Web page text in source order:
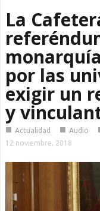
La
por las
exigir un
y
■ Actualidad ■ Audio
12 noviembre, 2018